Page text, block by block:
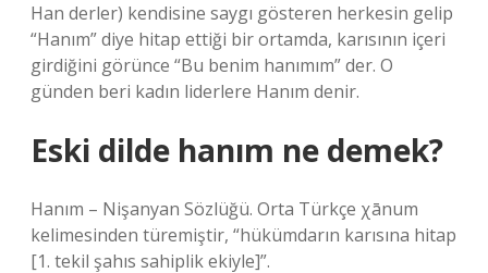
Han derler) kendisine saygı gösteren herkesin gelip
“Hanım” diye hitap ettiği bir ortamda, karısının içeri
girdiğini görünce “Bu benim hanımım” der. O
günden beri kadın liderlere Hanım denir.
Eski dilde hanım ne demek?
Hanım – Nişanyan Sözlüğü. Orta Türkçe χānum
kelimesinden türemiştir, “hükümdarın karısına hitap
[1. tekil şahıs sahiplik ekiyle]”.